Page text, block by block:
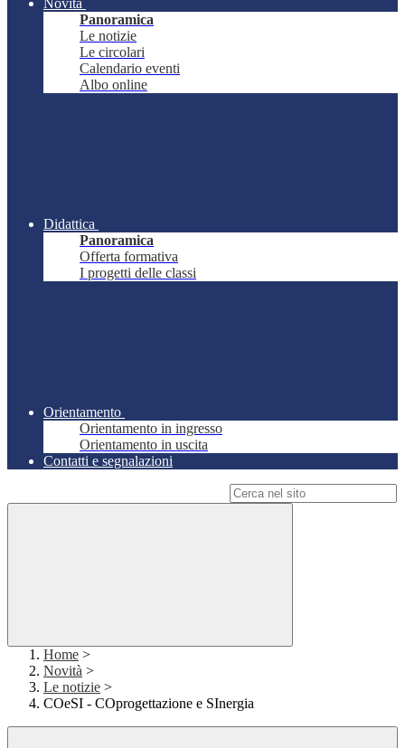
Novità
Panoramica
Le notizie
Le circolari
Calendario eventi
Albo online
Didattica
Panoramica
Offerta formativa
I progetti delle classi
Orientamento
Orientamento in ingresso
Orientamento in uscita
Contatti e segnalazioni
Home >
Novità >
Le notizie >
COeSI - COprogettazione e SInergia